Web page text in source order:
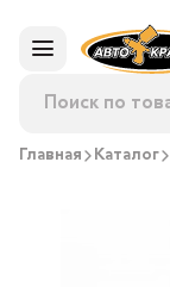
Главная Каталог